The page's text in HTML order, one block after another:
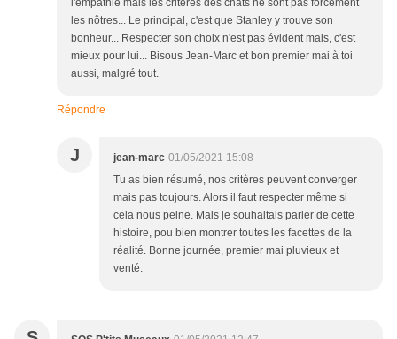
l'empathie mais les critères des chats ne sont pas forcément
les nôtres... Le principal, c'est que Stanley y trouve son
bonheur... Respecter son choix n'est pas évident mais, c'est
mieux pour lui... Bisous Jean-Marc et bon premier mai à toi
aussi, malgré tout.
Répondre
J jean-marc 01/05/2021 15:08
Tu as bien résumé, nos critères peuvent converger
mais pas toujours. Alors il faut respecter même si
cela nous peine. Mais je souhaitais parler de cette
histoire, pou bien montrer toutes les facettes de la
réalité. Bonne journée, premier mai pluvieux et
venté.